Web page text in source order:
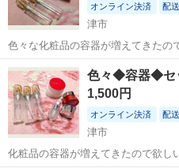
オンライン決済 配
津市
色々な化粧品の容器が増えてきたの
カーになります♡ 良かったらご購
三重 津市 香水 容器
色々◆容器◆
1,500円
オンライン決済 配
津市
化粧品の容器が増えてきたので欲